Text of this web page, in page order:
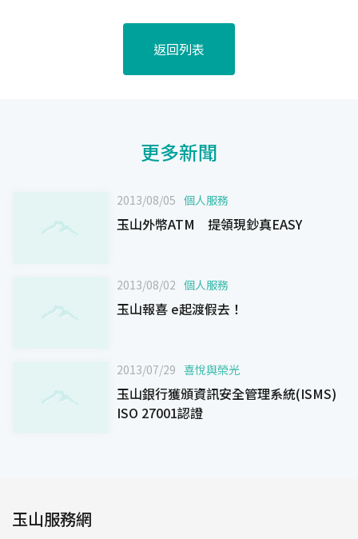
返回列表
更多新聞
2013/08/05 個人服務
玉山外幣ATM 提領現鈔真EASY
2013/08/02 個人服務
玉山報喜 e起渡假去！
2013/07/29 喜悅與榮光
玉山銀行獲頒資訊安全管理系統(ISMS)
ISO 27001認證
玉山服務網